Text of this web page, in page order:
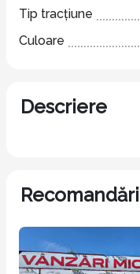
Tip tracțiune
Culoare
Descriere
Recomandări